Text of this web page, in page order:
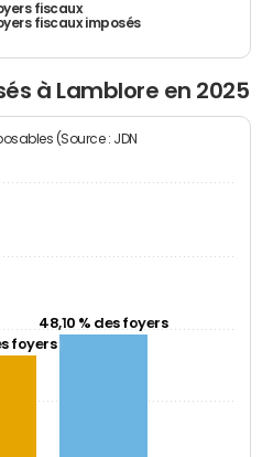
fiscaux
fiscaux imposés
à Lamblore en 2025
(Source : JDN
foyers
48,10 % des foyers